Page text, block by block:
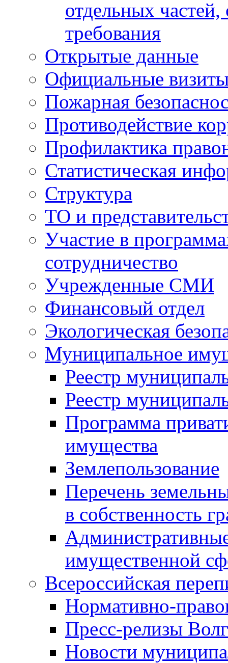
отдельных
требования
Открытые данные
Официальные
Пожарная
Противодействие
Профилактика
Статистическая
Структура
ТО и
Участие в
сотрудничество
Учрежденные СМИ
Финансовый отдел
Экологическая
Муниципальное
Реестр
Реестр
Программа
имущества
Землепользование
Перечень
в собственность
имущественной
Всероссийская
Нормативно-
Пресс-релизы
Новости